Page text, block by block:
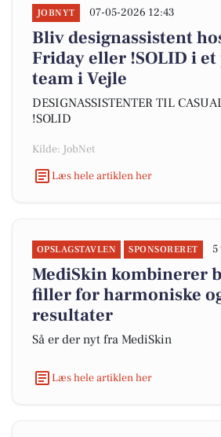
JOBNYT 07-05-2026 12:43
Bliv designassistent
Friday eller !SOLID i
team i Vejle
DESIGNASSISTENTER TIL
!SOLID
Kilde: JobNet
Læs hele artiklen her
OPSLAGSTAVLEN SPONSORERET 5
MediSkin kombinerer
filler for harmoniske
resultater
Så er der nyt fra MediSkin
Læs hele artiklen her